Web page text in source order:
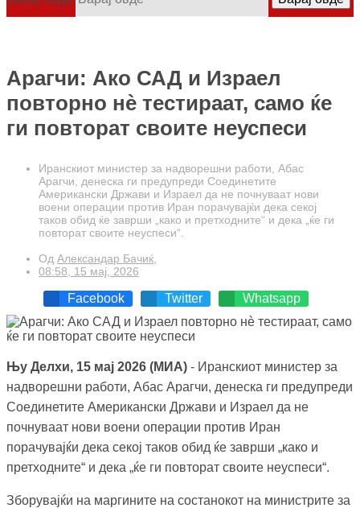
Арагчи: Ако САД и Израел
повторно нè тестираат, само ќе
ги повторат своите неуспеси
Иранскиот министер за надворешни работи, Абас
Арагчи, денеска ги предупреди Соединетите
Американски Држави и Израел да не почнуваат нови
воени операции против Иран порачувајќи дека секој
таков обид ќе заврши „како и претходните“ и дека „ќе ги
повторат своите неуспеси“.
Од Александар Бачиќ,
08:58, 15 мај, 2026
Facebook Twitter Whatsapp
Њу Делхи, 15 мај 2026 (МИА) - Иранскиот министер за
надворешни работи, Абас Арагчи, денеска ги предупреди
Соединетите Американски Држави и Израел да не
почнуваат нови воени операции против Иран
порачувајќи дека секој таков обид ќе заврши „како и
претходните“ и дека „ќе ги повторат своите неуспеси“.
Зборувајќи на маргините на состанокот на министрите за